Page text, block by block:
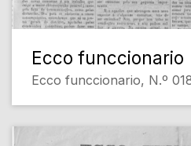
Ecco funccionario
Ecco funccionario, N.º